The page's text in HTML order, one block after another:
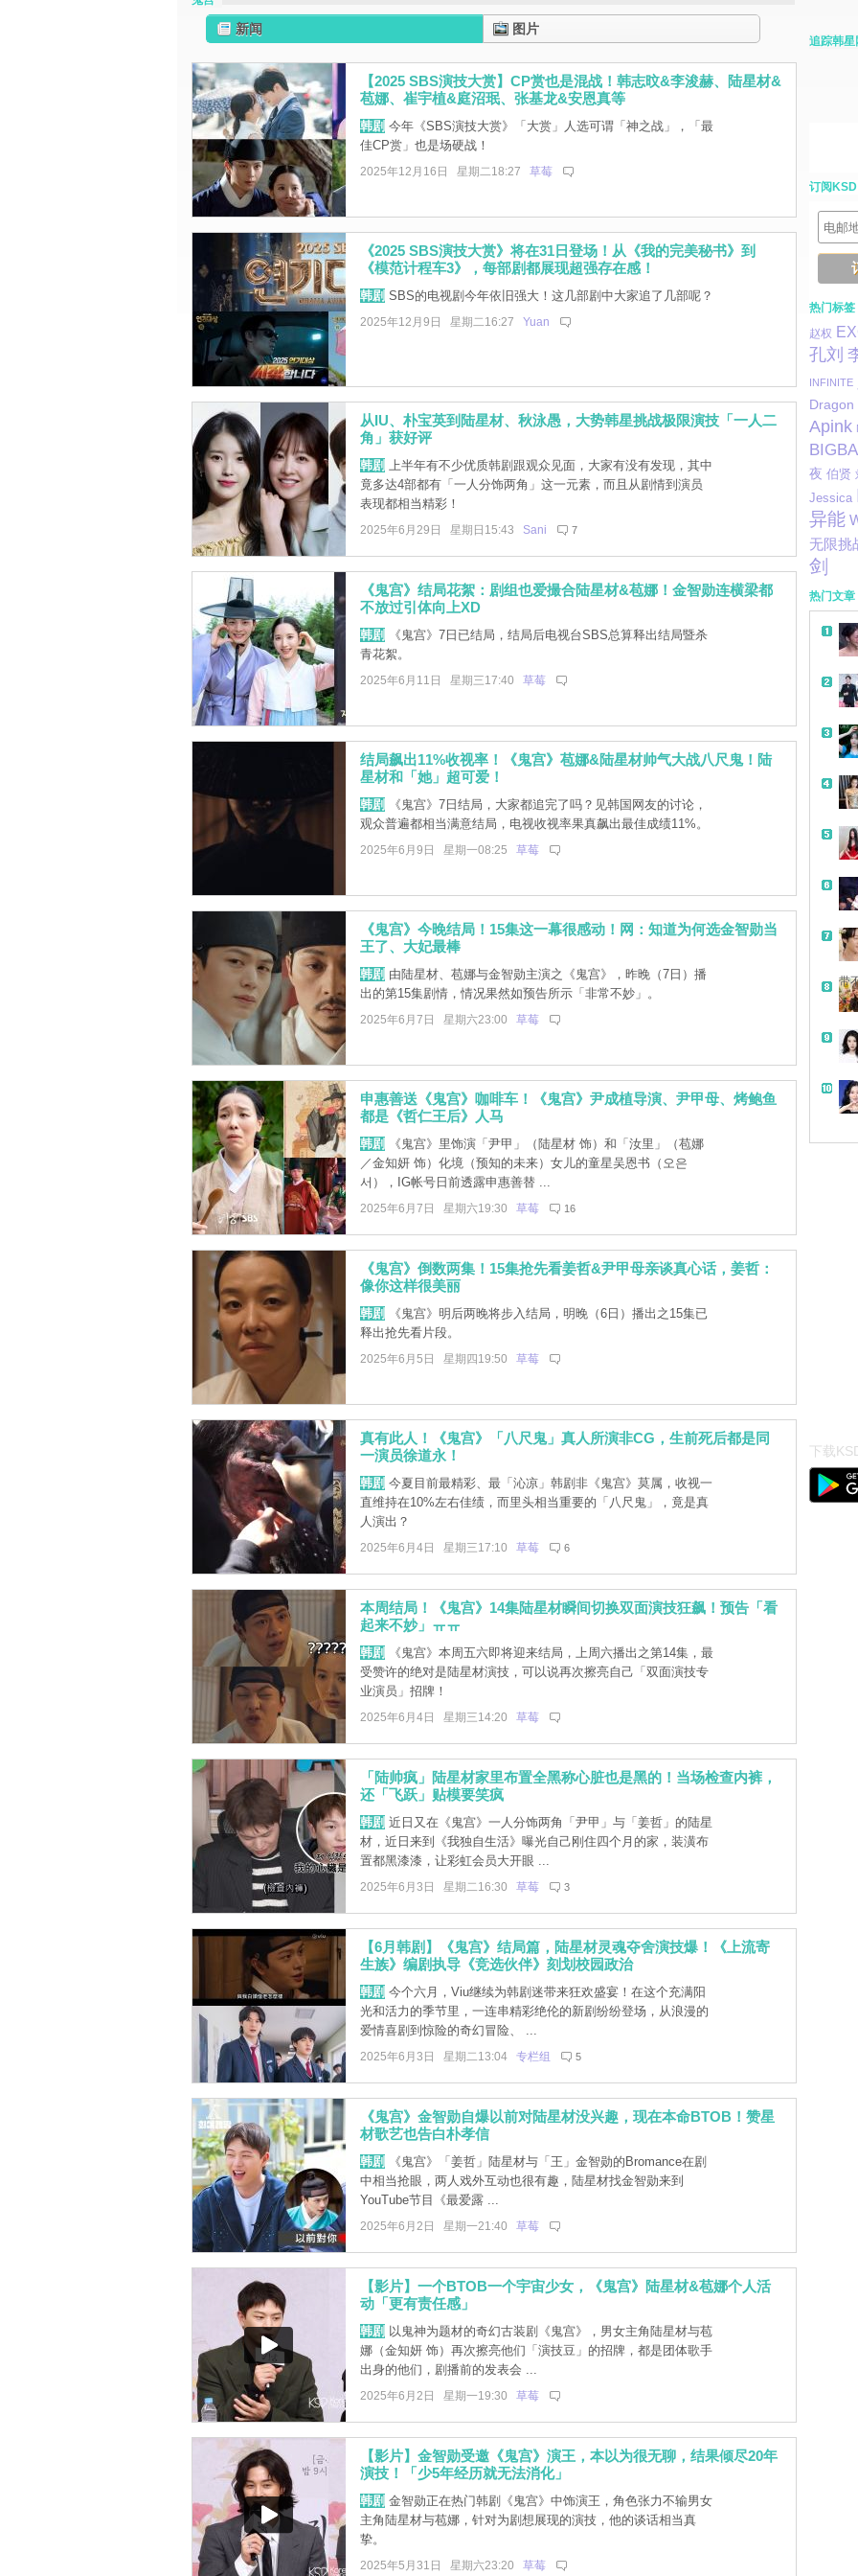
新闻 图片
【2025 SBS演技大赏】CP赏也是混战！韩志旼&李浚赫、陆星材&
苞娜、崔宇植&庭沼珉、张基龙&安恩真等
韩剧 今年《SBS演技大赏》「大赏」人选可谓「神之战」，「最
佳CP赏」也是场硬战！
2025年12月16日 星期二18:27 草莓
《2025 SBS演技大赏》将在31日登场！从《我的完美秘书》到
《模范计程车3》，每部剧都展现超强存在感！
韩剧 SBS的电视剧今年依旧强大！这几部剧中大家追了几部呢？
2025年12月9日 星期二16:27 Yuan
从IU、朴宝英到陆星材、秋泳愚，大势韩星挑战极限演技「一人二
角」获好评
韩剧 上半年有不少优质韩剧跟观众见面，大家有没有发现，其中
竟多达4部都有「一人分饰两角」这一元素，而且从剧情到演员
表现都相当精彩！
2025年6月29日 星期日15:43 Sani 7
《鬼宫》结局花絮：剧组也爱撮合陆星材&苞娜！金智勋连横梁都
不放过引体向上XD
韩剧 《鬼宫》7日已结局，结局后电视台SBS总算释出结局暨杀
青花絮。
2025年6月11日 星期三17:40 草莓
结局飙出11%收视率！《鬼宫》苞娜&陆星材帅气大战八尺鬼！陆
星材和「她」超可爱！
韩剧 《鬼宫》7日结局，大家都追完了吗？见韩国网友的讨论，
观众普遍都相当满意结局，电视收视率果真飙出最佳成绩11%。
2025年6月9日 星期一08:25 草莓
《鬼宫》今晚结局！15集这一幕很感动！网：知道为何选金智勋当
王了、大妃最棒
韩剧 由陆星材、苞娜与金智勋主演之《鬼宫》，昨晚（7日）播
出的第15集剧情，情况果然如预告所示「非常不妙」。
2025年6月7日 星期六23:00 草莓
申惠善送《鬼宫》咖啡车！《鬼宫》尹成植导演、尹甲母、烤鲍鱼
都是《哲仁王后》人马
韩剧 《鬼宫》里饰演「尹甲」（陆星材 饰）和「汝里」（苞娜
／金知妍 饰）化境（预知的未来）女儿的童星吴恩书（오은
서），IG帐号日前透露申惠善替 ...
2025年6月7日 星期六19:30 草莓 16
《鬼宫》倒数两集！15集抢先看姜哲&尹甲母亲谈真心话，姜哲：
像你这样很美丽
韩剧 《鬼宫》明后两晚将步入结局，明晚（6日）播出之15集已
释出抢先看片段。
2025年6月5日 星期四19:50 草莓
真有此人！《鬼宫》「八尺鬼」真人所演非CG，生前死后都是同
一演员徐道永！
韩剧 今夏目前最精彩、最「沁凉」韩剧非《鬼宫》莫属，收视一
直维持在10%左右佳绩，而里头相当重要的「八尺鬼」，竟是真
人演出？
2025年6月4日 星期三17:10 草莓 6
本周结局！《鬼宫》14集陆星材瞬间切换双面演技狂飙！预告「看
起来不妙」ㅠㅠ
韩剧 《鬼宫》本周五六即将迎来结局，上周六播出之第14集，最
受赞许的绝对是陆星材演技，可以说再次擦亮自己「双面演技专
业演员」招牌！
2025年6月4日 星期三14:20 草莓
「陆帅疯」陆星材家里布置全黑称心脏也是黑的！当场检查内裤，
还「飞跃」贴模要笑疯
韩剧 近日又在《鬼宫》一人分饰两角「尹甲」与「姜哲」的陆星
材，近日来到《我独自生活》曝光自己刚住四个月的家，装潢布
置都黑漆漆，让彩虹会员大开眼 ...
2025年6月3日 星期二16:30 草莓 3
【6月韩剧】《鬼宫》结局篇，陆星材灵魂夺舍演技爆！《上流寄
生族》编剧执导《竞选伙伴》刻划校园政治
韩剧 今个六月，Viu继续为韩剧迷带来狂欢盛宴！在这个充满阳
光和活力的季节里，一连串精彩绝伦的新剧纷纷登场，从浪漫的
爱情喜剧到惊险的奇幻冒险、 ...
2025年6月3日 星期二13:04 专栏组 5
《鬼宫》金智勋自爆以前对陆星材没兴趣，现在本命BTOB！赞星
材歌艺也告白朴孝信
韩剧 《鬼宫》「姜哲」陆星材与「王」金智勋的Bromance在剧
中相当抢眼，两人戏外互动也很有趣，陆星材找金智勋来到
YouTube节目《最爱露 ...
2025年6月2日 星期一21:40 草莓
【影片】一个BTOB一个宇宙少女，《鬼宫》陆星材&苞娜个人活
动「更有责任感」
韩剧 以鬼神为题材的奇幻古装剧《鬼宫》，男女主角陆星材与苞
娜（金知妍 饰）再次擦亮他们「演技豆」的招牌，都是团体歌手
出身的他们，剧播前的发表会 ...
2025年6月2日 星期一19:30 草莓
【影片】金智勋受邀《鬼宫》演王，本以为很无聊，结果倾尽20年
演技！「少5年经历就无法消化」
韩剧 金智勋正在热门韩剧《鬼宫》中饰演王，角色张力不输男女
主角陆星材与苞娜，针对为剧想展现的演技，他的谈话相当真
挚。
2025年5月31日 星期六23:20 草莓
追踪韩星
订阅KSD
热门标签
赵权
孔刘
INFINITE
Dragon
Apink
夜 伯贤
Jessica
异能
无限挑
剑
热门文章
带
下载